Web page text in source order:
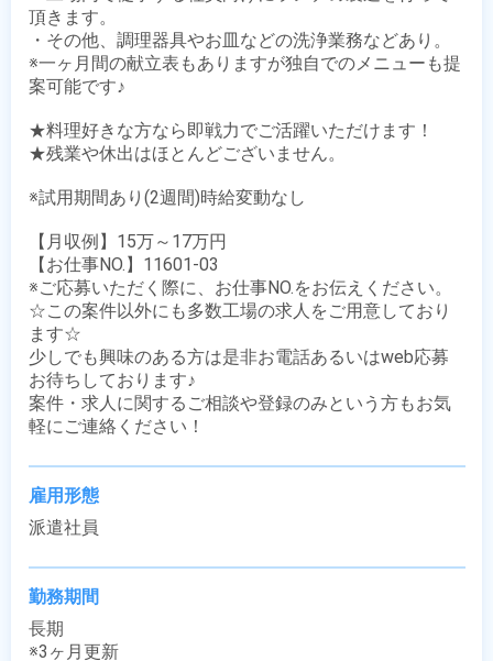
頂きます。
・その他、調理器具やお皿などの洗浄業務などあり。
※一ヶ月間の献立表もありますが独自でのメニューも提
案可能です♪
★料理好きな方なら即戦力でご活躍いただけます！
★残業や休出はほとんどございません。
※試用期間あり(2週間)時給変動なし
【月収例】15万～17万円
【お仕事NO.】11601-03
※ご応募いただく際に、お仕事NO.をお伝えください。
☆この案件以外にも多数工場の求人をご用意しており
ます☆
少しでも興味のある方は是非お電話あるいはweb応募
お待ちしております♪
案件・求人に関するご相談や登録のみという方もお気
軽にご連絡ください！
雇用形態
派遣社員
勤務期間
長期
※3ヶ月更新